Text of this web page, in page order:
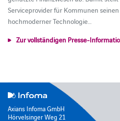
Serviceprovider für Kommunen
hochmoderner Technologie…
Zur vollständigen Presse-
Axians Infoma GmbH
Hörvelsinger Weg 21